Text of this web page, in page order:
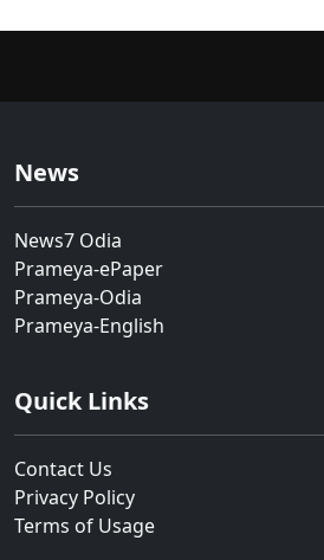
News
News7 Odia
Prameya-ePaper
Prameya-Odia
Prameya-English
Quick Links
Contact Us
Privacy Policy
Terms of Usage